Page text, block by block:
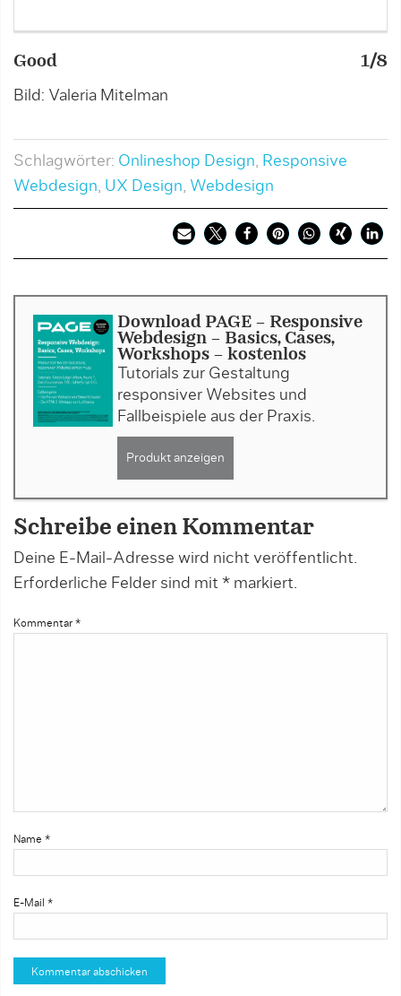
Good
Bild: Valeria Mitelman
1/8
Schlagwörter: Onlineshop Design, Responsive
Webdesign, UX Design, Webdesign
Download PAGE - Responsive
Webdesign - Basics, Cases,
Workshops - kostenlos
Tutorials zur Gestaltung
responsiver Websites und
Fallbeispiele aus der Praxis.
Produkt anzeigen
Schreibe einen Kommentar
Deine E-Mail-Adresse wird nicht veröffentlicht.
Erforderliche Felder sind mit * markiert.
Kommentar *
Name *
E-Mail *